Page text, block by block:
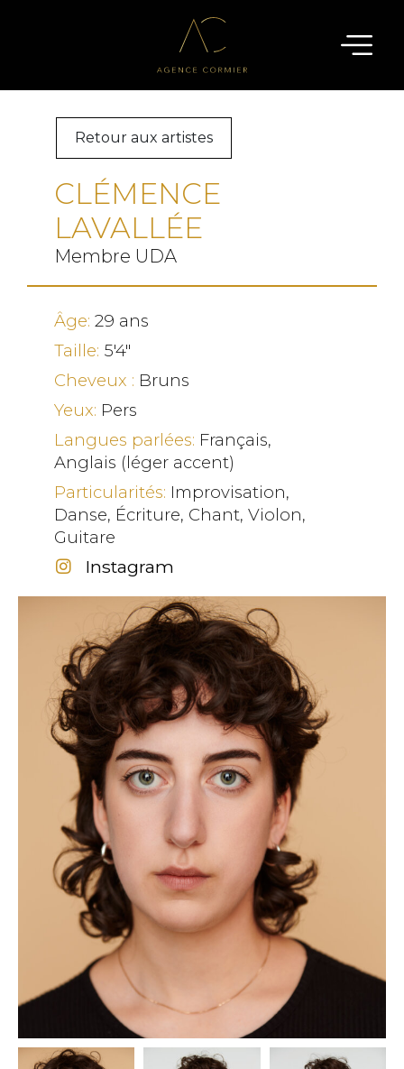
Retour aux artistes
CLÉMENCE
LAVALLÉE
Membre UDA
Âge: 29 ans
Taille: 5'4"
Cheveux : Bruns
Yeux: Pers
Langues parlées: Français,
Anglais (léger accent)
Particularités: Improvisation,
Danse, Écriture, Chant, Violon,
Guitare
Instagram